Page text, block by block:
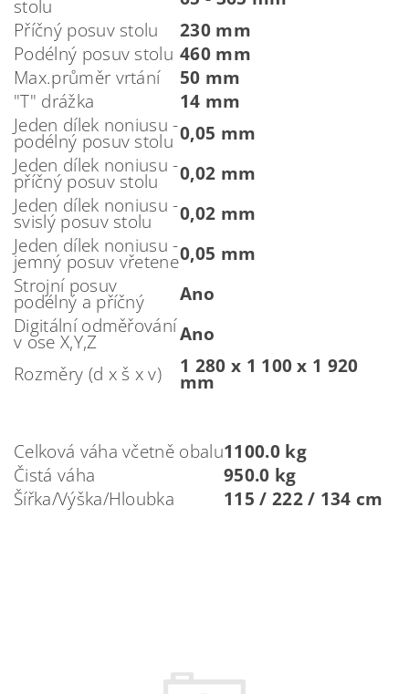
stolu
Příčný posuv stolu
230 mm
Podélný posuv stolu 460 mm
Max.průměr vrtání
50 mm
"T" drážka
14 mm
Jeden dílek noniusu -
podélný posuv stolu 0,05 mm
Jeden dílek noniusu -
příčný posuv stolu
0,02 mm
Jeden dílek noniusu -
svislý posuv stolu
0,02 mm
Jeden dílek noniusu -
jemný posuv vřetene0,05 mm
Strojní posuv
podélný a příčný
Ano
Digitální odměřování
v ose X,Y,Z
Ano
Rozměry (d x š x v)
1 280 x 1 100 x 1 920
mm
Celková váha včetně obalu1100.0 kg
Čistá váha
950.0 kg
Šířka/Výška/Hloubka
115 / 222 / 134 cm